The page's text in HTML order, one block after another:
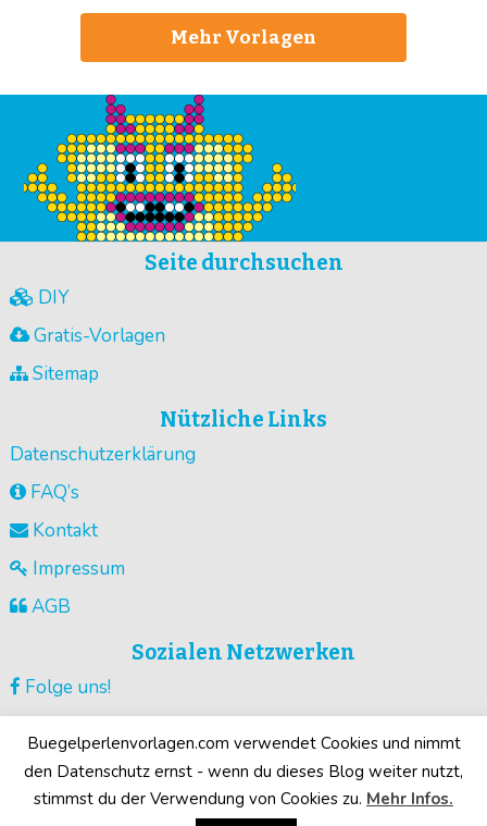
Mehr Vorlagen
Seite durchsuchen
DIY
Gratis-Vorlagen
Sitemap
Nützliche Links
Datenschutzerklärung
FAQ’s
Kontakt
Impressum
AGB
Sozialen Netzwerken
Folge uns!
Guck unsere Videos !
Deine Motive!
Buegelperlenvorlagen.com verwendet Cookies und nimmt
den Datenschutz ernst - wenn du dieses Blog weiter nutzt,
stimmst du der Verwendung von Cookies zu. Mehr Infos.